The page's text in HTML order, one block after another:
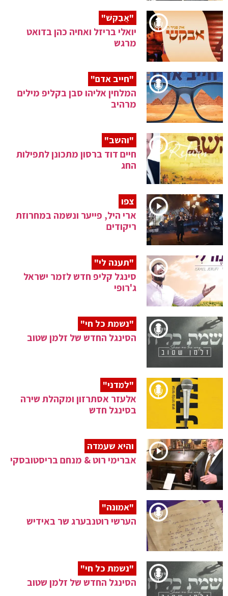
"אֲבַקֵּשׁ"
יואלי בריזל ואחיה כהן בדואט
מרגש
"חייב אדם"
המלחין אליהו סבן בקליפ מילים
מרהיב
"והשב"
חיים דוד ברסון מתכונן לתפילות
החג
צפו
ארי היל, פייער ונשמה במחרוזת
ריקודים
"תענה לי"
סינגל קליפ חדש לזמר ישראל
ג'רופי
"נשמת כל חי"
הסינגל החדש של זלמן שטוב
"למדני"
אלעזר אסתרזון ומקהלת שירה
בסינגל חדש
והיא שעמדה
אברימי רוט & מנחם בריסטובסקי
"אמונה"
הערשי רוטנבערג שר באידיש
"נשמת כל חי"
הסינגל החדש של זלמן שטוב